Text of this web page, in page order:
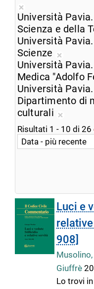
ricerca
Rimuovi
dalla
ricerca
corrente
Università
Scienza e della
Università
Scienze
Rimuovi
dalla
ricerca
Università
Medica "Adolfo
Università
Dipartimento di
culturali
Rimuovi
dalla
ricerca
Risultati 1 - 10 di 26
Luci e
908]
Giuffrè
Lo trovi in